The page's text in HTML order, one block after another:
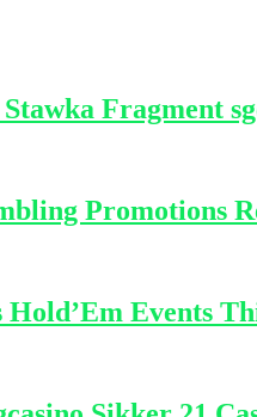
Fragment
Promotions
Hold’Em Events